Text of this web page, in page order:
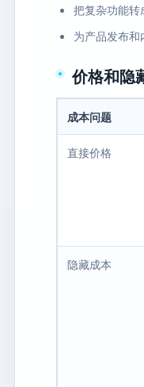
把复杂功能转
为产品发布
价格和隐
成本问题
直接价格
隐藏成本